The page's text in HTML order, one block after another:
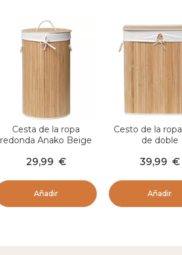
Cesta de la ropa
redonda Anako Beige
29,99 €
Añadir
Cesto de la
de doble
Beige
39,99 €
Añadir